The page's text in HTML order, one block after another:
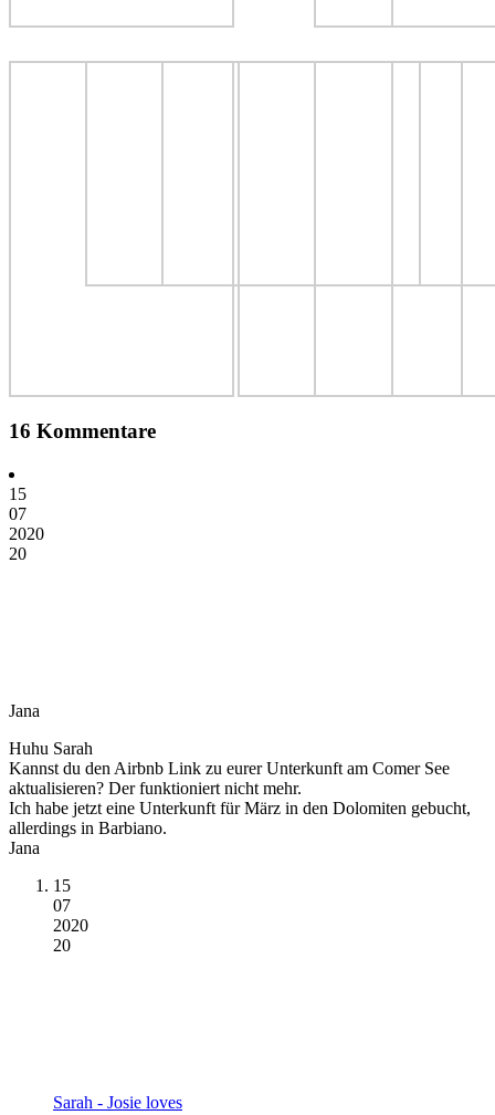
16 Kommentare
15
07
2020
20
Jana
Huhu Sarah
Kannst du den Airbnb Link zu eurer Unterkunft am Comer See
aktualisieren? Der funktioniert nicht mehr.
Ich habe jetzt eine Unterkunft für März in den Dolomiten gebucht,
allerdings in Barbiano.
Jana
15
07
2020
20
Sarah - Josie loves